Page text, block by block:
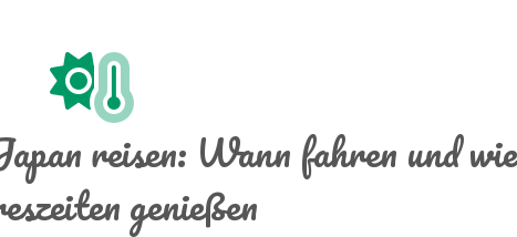
reisen: Wann fahren und
genießen